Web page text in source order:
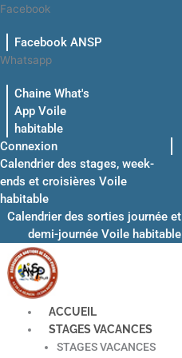
Aller
contenu
Facebook
Facebook ANSP
Whatsapp
Chaine What's
App Voile
habitable
Connexion
Calendrier des stages, week-
ends et croisières Voile
habitable
Calendrier des sorties journée et
demi-journée Voile habitable
ACCUEIL
STAGES VACANCES
STAGES VACANCES